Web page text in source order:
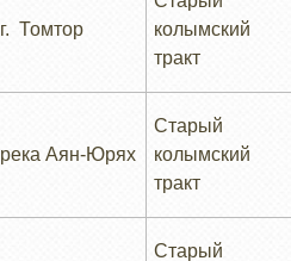
г. Томтор
колымский
тракт
река Аян-Юрях
Старый
колымский
тракт
Старый